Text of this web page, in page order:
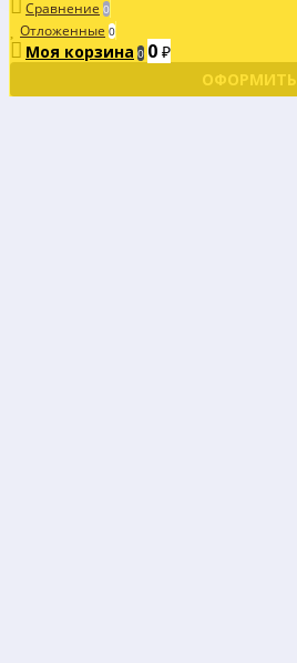
Сравнение 0
Отложенные 0
Моя корзина 0 0 ₽
ОФОРМИТЬ